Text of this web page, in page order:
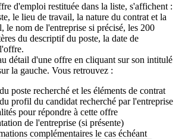
d'emploi restituée dans la liste, s'affichent :
le lieu de travail, la nature du contrat et la
le nom de l'entreprise si précisé, les 200
du descriptif du poste, la date de
détail d'une offre en cliquant sur son intitulé
la gauche. Vous retrouvez :
poste recherché et les éléments de contrat
profil du candidat recherché par l'entreprise
pour répondre à cette offre
de l'entreprise (si présente)
complémentaires le cas échéant